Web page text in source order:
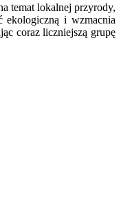
temat lokalnej przyrody,
ekologiczną i wzmacnia
coraz liczniejszą grupę